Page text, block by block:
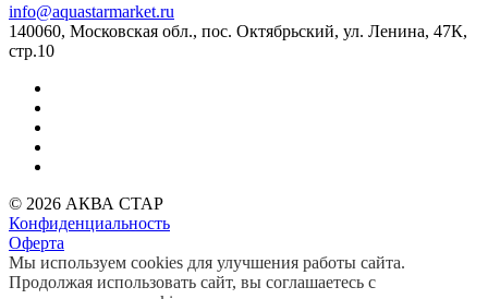
info@aquastarmarket.ru
140060, Московская обл., пос. Октябрьский, ул. Ленина, 47К,
стр.10
© 2026 АКВА СТАР
Конфиденциальность
Оферта
Мы используем cookies для улучшения работы сайта.
Продолжая использовать сайт, вы соглашаетесь с